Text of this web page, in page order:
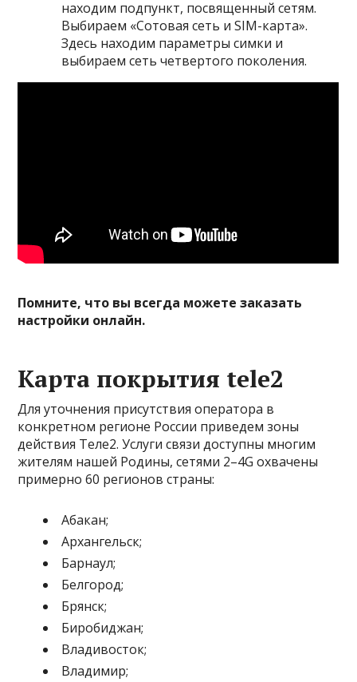
находим подпункт, посвященный сетям.
Выбираем «Сотовая сеть и SIM-карта».
Здесь находим параметры симки и
выбираем сеть четвертого поколения.
Помните, что вы всегда можете заказать
настройки онлайн.
Карта покрытия tele2
Для уточнения присутствия оператора в
конкретном регионе России приведем зоны
действия Теле2. Услуги связи доступны многим
жителям нашей Родины, сетями 2–4G охвачены
примерно 60 регионов страны:
Абакан;
Архангельск;
Барнаул;
Белгород;
Брянск;
Биробиджан;
Владивосток;
Владимир;